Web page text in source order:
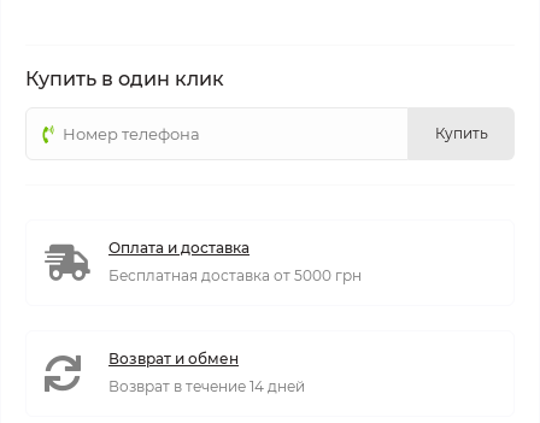
Купить в один клик
Купить
Оплата и доставка
Бесплатная доставка от 5000 грн
Возврат и обмен
Возврат в течение 14 дней